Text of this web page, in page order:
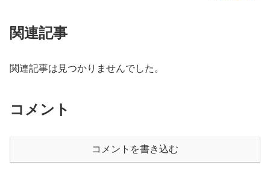
関連記事
関連記事は見つかりませんでした。
コメント
コメントを書き込む